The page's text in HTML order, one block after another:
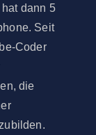
dann 5
Seit
Coder
die